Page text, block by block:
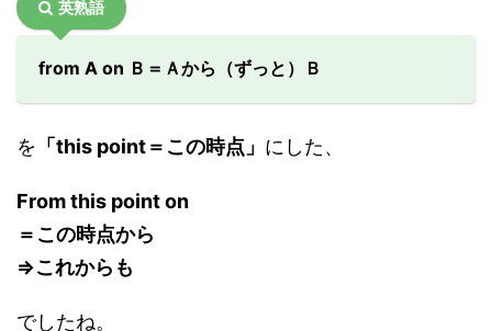
英熟語
from A on Ｂ＝Ａから（ずっと）Ｂ
を 「this point＝この時点」 にした、
From this point on
＝この時点から
⇒これからも
でしたね。